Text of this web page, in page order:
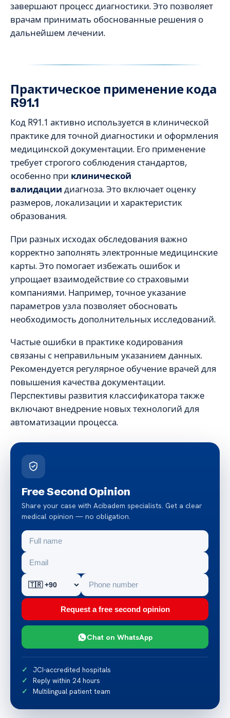
завершают процесс диагностики. Это позволяет
врачам принимать обоснованные решения о
дальнейшем лечении.
Практическое применение кода
R91.1
Код R91.1 активно используется в клинической
практике для точной диагностики и оформления
медицинской документации. Его применение
требует строгого соблюдения стандартов,
особенно при клинической
валидации диагноза. Это включает оценку
размеров, локализации и характеристик
образования.
При разных исходах обследования важно
корректно заполнять электронные медицинские
карты. Это помогает избежать ошибок и
упрощает взаимодействие со страховыми
компаниями. Например, точное указание
параметров узла позволяет обосновать
необходимость дополнительных исследований.
Частые ошибки в практике кодирования
связаны с неправильным указанием данных.
Рекомендуется регулярное обучение врачей для
повышения качества документации.
Перспективы развития классификатора также
включают внедрение новых технологий для
автоматизации процесса.
Free Second Opinion
Share your case with Acibadem specialists. Get a clear
medical opinion — no obligation.
Request a free second opinion
Chat on WhatsApp
JCI-accredited hospitals
Reply within 24 hours
Multilingual patient team